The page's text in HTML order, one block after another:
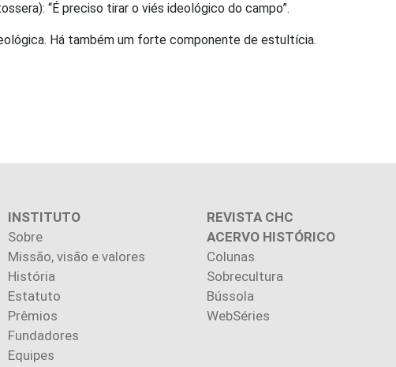
“É preciso tirar o viés ideológico do campo”.
Há também um forte componente de estultícia.
INSTITUTO
Sobre
Missão, visão e valores
História
Estatuto
Prêmios
Fundadores
Equipes
REVISTA CHC
ACERVO HISTÓRICO
Colunas
Sobrecultura
Bússola
WebSéries